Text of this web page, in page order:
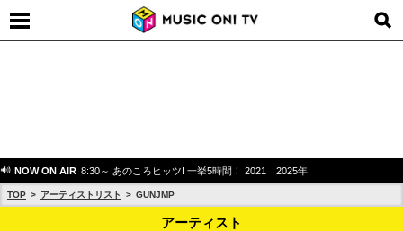
NOW ON AIR 8:30～ あのころヒッツ! 一挙5時間！ 2021→2025年
TOP アーティストリスト GUNJMP
アーティスト